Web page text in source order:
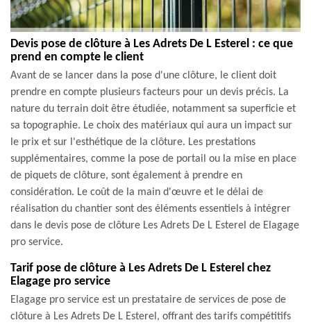
Devis pose de clôture à Les Adrets De L Esterel : ce que
prend en compte le client
Avant de se lancer dans la pose d'une clôture, le client doit
prendre en compte plusieurs facteurs pour un devis précis. La
nature du terrain doit être étudiée, notamment sa superficie et
sa topographie. Le choix des matériaux qui aura un impact sur
le prix et sur l'esthétique de la clôture. Les prestations
supplémentaires, comme la pose de portail ou la mise en place
de piquets de clôture, sont également à prendre en
considération. Le coût de la main d'œuvre et le délai de
réalisation du chantier sont des éléments essentiels à intégrer
dans le devis pose de clôture Les Adrets De L Esterel de Elagage
pro service.
Tarif pose de clôture à Les Adrets De L Esterel chez
Elagage pro service
Elagage pro service est un prestataire de services de pose de
clôture à Les Adrets De L Esterel, offrant des tarifs compétitifs